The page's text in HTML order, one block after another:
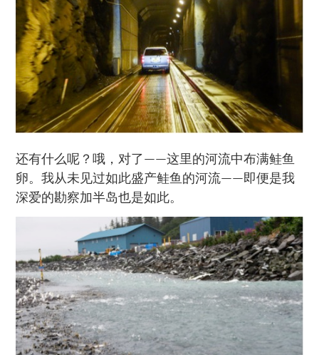
还有什么呢？哦，对了——这里的河流中布满鲑鱼
卵。我从未见过如此盛产鲑鱼的河流——即便是我
深爱的勘察加半岛也是如此。